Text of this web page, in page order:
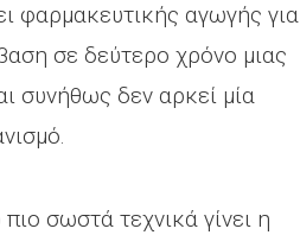
φαρμακευτικής αγωγής για
σε δεύτερο χρόνο μιας
συνήθως δεν αρκεί μία
σωστά τεχνικά γίνει η